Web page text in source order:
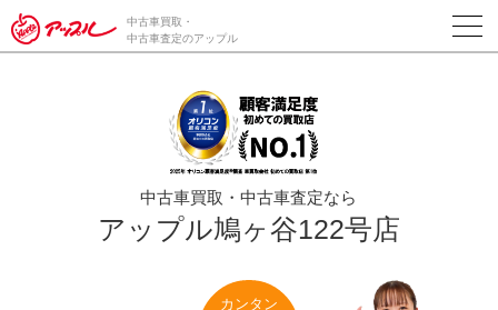
/*ABテスト_新規査定フォームの為のCVボタン*/
中古車買取・
中古車査定のアップル
中古車買取・中古車査定なら
アップル鳩ヶ谷122号店
カンタン